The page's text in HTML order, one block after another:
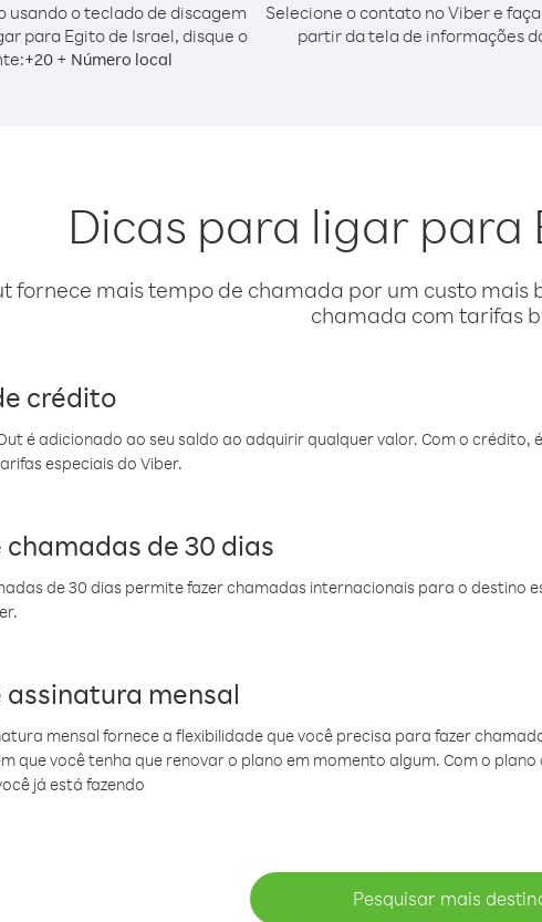
usando o teclado de discagem
para Egito de Israel, disque o
+20 + Número local
Selecione o contato no Viber e
partir da tela de informações
Dicas para ligar para
fornece mais tempo de chamada por um custo mais
chamada com tarifas
crédito
é adicionado ao seu saldo ao adquirir qualquer valor. Com o crédito,
especiais do Viber.
chamadas de 30 dias
de 30 dias permite fazer chamadas internacionais para o destino
assinatura mensal
mensal fornece a flexibilidade que você precisa para fazer
que você tenha que renovar o plano em momento algum. Com o
já está fazendo
Pesquisar mais